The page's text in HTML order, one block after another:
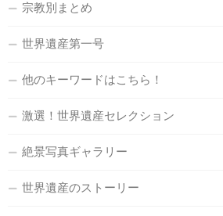
宗教別まとめ
世界遺産第一号
他のキーワードはこちら！
激選！世界遺産セレクション
絶景写真ギャラリー
世界遺産のストーリー